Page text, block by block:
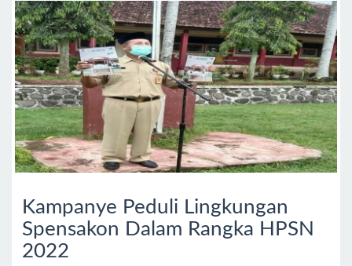
Kampanye Peduli Lingkungan
Spensakon Dalam Rangka HPSN
2022